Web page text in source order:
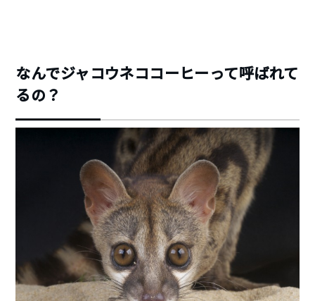
なんでジャコウネココーヒーって呼ばれて
るの？